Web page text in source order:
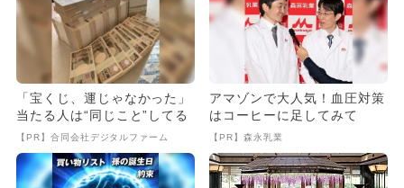
「宝くじ、運じゃなかった」
当たる人は“同じこと”してる
【PR】合同会社デジタルファーム
アマゾンで大人気！血圧対策
はコーヒーに足してみて
【PR】森永乳業